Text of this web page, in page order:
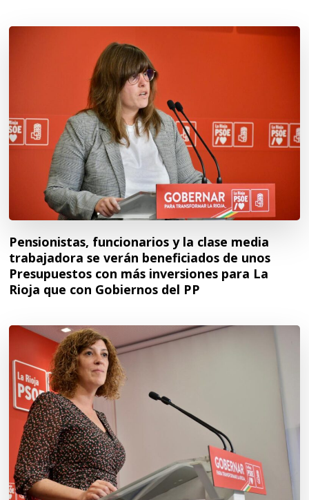
Pensionistas, funcionarios y la clase media
trabajadora se verán beneficiados de unos
Presupuestos con más inversiones para La
Rioja que con Gobiernos del PP